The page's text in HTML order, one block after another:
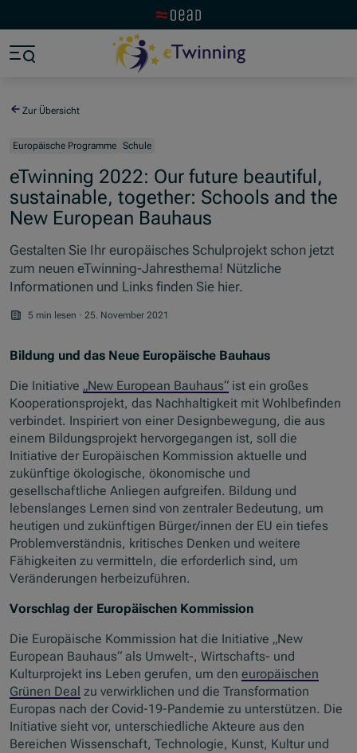
Zum Hauptinhalt springen
Zur Übersicht
Europäische Programme Schule
eTwinning 2022: Our future beautiful,
sustainable, together: Schools and the
New European Bauhaus
Gestalten Sie Ihr europäisches Schulprojekt schon jetzt
zum neuen eTwinning-Jahresthema! Nützliche
Informationen und Links finden Sie hier.
5 min lesen · 25. November 2021
Bildung und das Neue Europäische Bauhaus
Die Initiative „New European Bauhaus“ ist ein großes
Kooperationsprojekt, das Nachhaltigkeit mit Wohlbefinden
verbindet. Inspiriert von einer Designbewegung, die aus
einem Bildungsprojekt hervorgegangen ist, soll die
Initiative der Europäischen Kommission aktuelle und
zukünftige ökologische, ökonomische und
gesellschaftliche Anliegen aufgreifen. Bildung und
lebenslanges Lernen sind von zentraler Bedeutung, um
heutigen und zukünftigen Bürger/innen der EU ein tiefes
Problemverständnis, kritisches Denken und weitere
Fähigkeiten zu vermitteln, die erforderlich sind, um
Veränderungen herbeizuführen.
Vorschlag der Europäischen Kommission
Die Europäische Kommission hat die Initiative „New
European Bauhaus“ als Umwelt-, Wirtschafts- und
Kulturprojekt ins Leben gerufen, um deneuropäischen
Grünen Deal zu verwirklichen und die Transformation
Europas nach der Covid-19-Pandemie zu unterstützen. Die
Initiative sieht vor, unterschiedliche Akteure aus den
Bereichen Wissenschaft, Technologie, Kunst, Kultur und